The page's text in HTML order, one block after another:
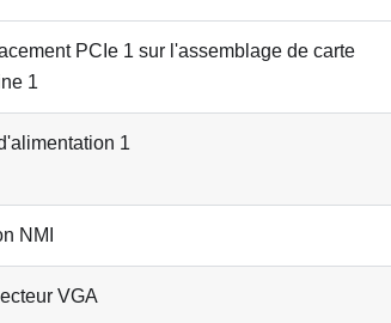
PCIe 1 sur l'assemblage de carte
1
1
NMI
VGA